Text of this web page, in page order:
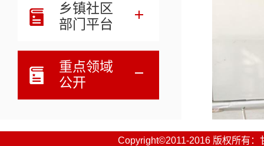
乡镇社区
部门平台
重点领域
公开
Copyright©2011-2016 版权所有：